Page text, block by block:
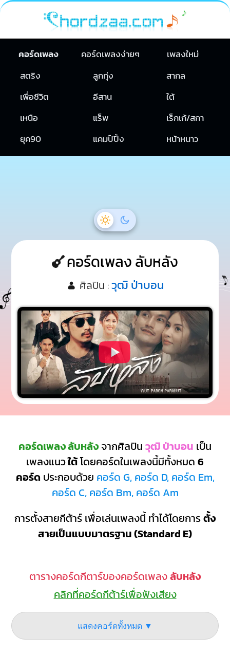
คอร์ดเพลง คอร์ดเพลงง่ายๆ
เพลงใหม่
สตริง
ลูกทุ่ง
สากล
เพื่อชีวิต
อีสาน
ใต้
เหนือ
แร็พ
เร็กเก้/สกา
ยุค90
แคมป์ปิ้ง หน้าหนาว
คอร์ดเพลง ลับหลัง
ศิลปิน :วุฒิ ป่าบอน
คอร์ดเพลง ลับหลัง จากศิลปิน วุฒิ ป่าบอน เป็น
เพลงแนวใต้โดยคอร์ดในเพลงนี้มีทั้งหมด 6
คอร์ด ประกอบด้วย คอร์ด G, คอร์ด D, คอร์ด Em,
คอร์ด C, คอร์ด Bm, คอร์ด Am
การตั้งสายกีต้าร์ เพื่อเล่นเพลงนี้ ทำได้โดยการตั้ง
สายเป็นแบบมาตรฐาน (Standard E)
ตารางคอร์ดกีตาร์ของคอร์ดเพลงลับหลัง
คลิกที่คอร์ดกีต้าร์เพื่อฟังเสียง
แสดงคอร์ดทั้งหมด ▼